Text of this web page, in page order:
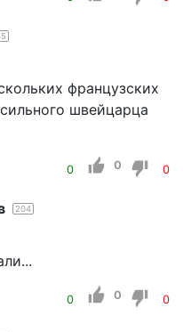
французских
швейцарца
0 0 0
204
0 0 0